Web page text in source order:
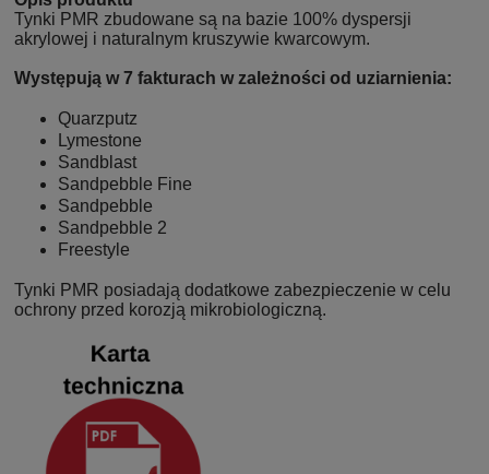
Tynki PMR zbudowane są na bazie 100% dyspersji
akrylowej i naturalnym kruszywie kwarcowym.
Występują w 7 fakturach w zależności od uziarnienia:
Quarzputz
Lymestone
Sandblast
Sandpebble Fine
Sandpebble
Sandpebble 2
Freestyle
Tynki PMR posiadają dodatkowe zabezpieczenie w celu
ochrony przed korozją mikrobiologiczną.